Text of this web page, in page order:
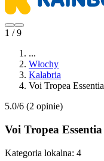
1 / 9
...
Włochy
Kalabria
Voi Tropea Essentia
5.0/6 (2 opinie)
Voi Tropea Essentia
Kategoria lokalna: 4